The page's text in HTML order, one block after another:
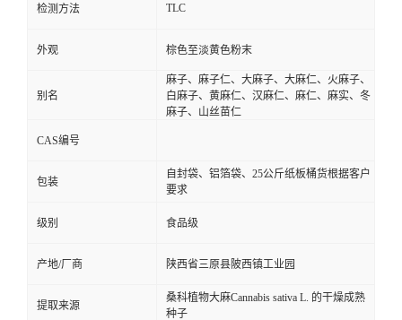
检测方法 TLC
外观 棕色至淡黄色粉末
别名
麻子、麻子仁、大麻子、大麻仁、火麻子、
白麻子、黄麻仁、汉麻仁、麻仁、麻实、冬
麻子、山丝苗仁
CAS编号
包装
自封袋、铝箔袋、25公斤纸板桶货根据客户
要求
级别 食品级
产地/厂商 陕西省三原县陂西镇工业园
提取来源
桑科植物大麻Cannabis sativa L. 的干燥成熟
种子